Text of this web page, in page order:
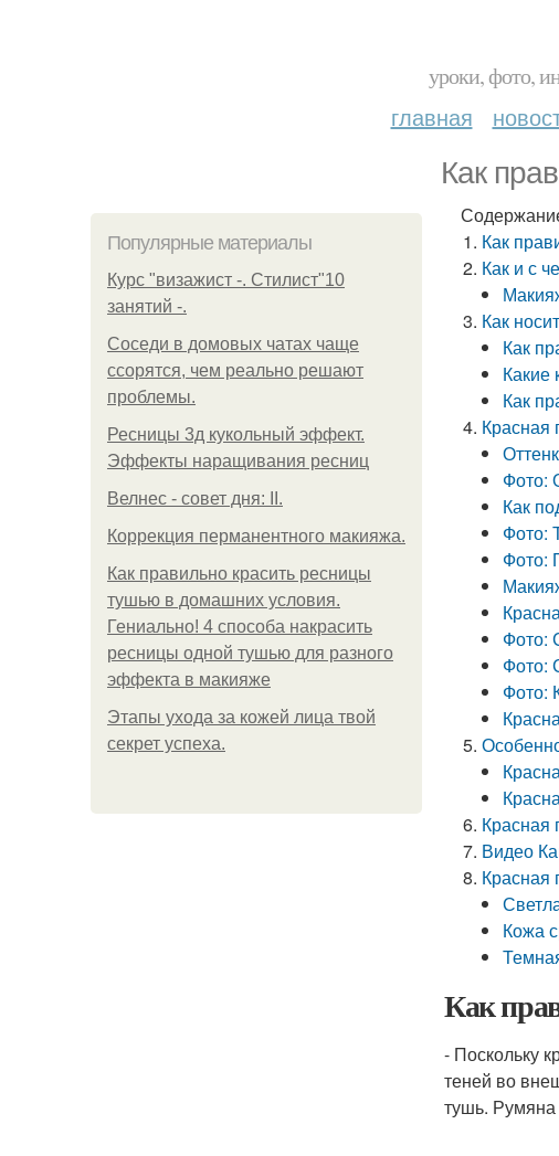
уроки, фото,
главная
Как
Популярные материалы
Курс "визажист -. Стилист"10
занятий -.
Соседи в домовых чатах чаще
ссорятся, чем реально решают
проблемы.
Ресницы 3д кукольный эффект.
Эффекты наращивания ресниц
Велнес - совет дня: II.
Коррекция перманентного макияжа.
Как правильно красить ресницы
тушью в домашних условия.
Гениально! 4 способа накрасить
ресницы одной тушью для разного
эффекта в макияже
Этапы ухода за кожей лица твой
секрет успеха.
Как
Как и с
Как
Как
Какие
Как
Красная
Фото:
Как
Фото:
Фото:
Фото:
Фото:
Фото:
Красная
Видео
Красная
Кожа
Как
- Поскольку
теней во
тушь. Румяна